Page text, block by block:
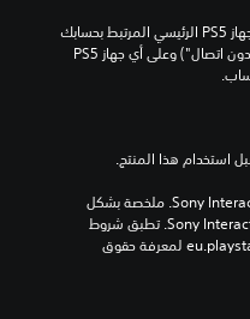
يمكنك تنزيل هذا المحتوى وتشغيله على جهاز PS5 الرئيسي المرتبط بحسابك
(عن طريق إعداد "مشاركة الجهاز واللعب بدون اتصال") وعلى أي جهاز PS5
برامج مكتبة ©Sony Interactive Entertainment Inc. ملخصة بشكل
حصري إلى Sony Interactive Entertainment Europe. تطبق شروط
استخدام البرنامج، راجع eu.playstation.com/legal لمعرفة حقوق